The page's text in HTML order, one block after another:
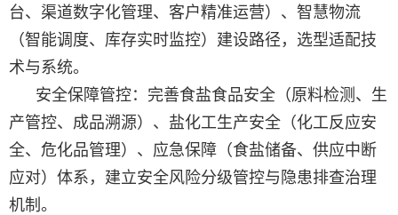
台、渠道数字化管理、客户精准运营）、智慧物流
（智能调度、库存实时监控）建设路径，选型适配技
术与系统。
安全保障管控：完善食盐食品安全（原料检测、生
产管控、成品溯源）、盐化工生产安全（化工反应安
全、危化品管理）、应急保障（食盐储备、供应中断
应对）体系，建立安全风险分级管控与隐患排查治理
机制。